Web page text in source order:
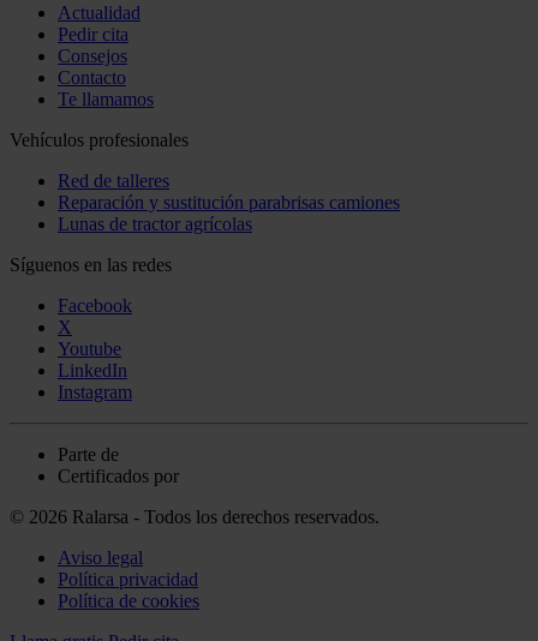
Actualidad
Pedir cita
Consejos
Contacto
Te llamamos
Vehículos profesionales
Red de talleres
Reparación y sustitución parabrisas camiones
Lunas de tractor agrícolas
Síguenos en las redes
Facebook
X
Youtube
LinkedIn
Instagram
Parte de
Certificados por
© 2026 Ralarsa - Todos los derechos reservados.
Aviso legal
Política privacidad
Política de cookies